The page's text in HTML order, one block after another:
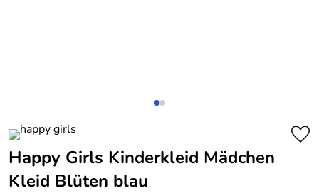
Happy Girls Kinderkleid Mädchen
Kleid Blüten blau